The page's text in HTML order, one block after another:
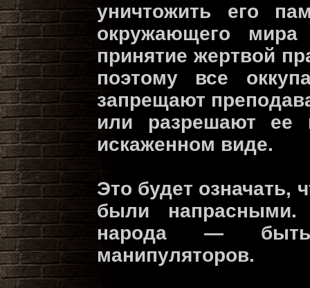
уничтожить его
окружающего
принятие жертвой
поэтому все
запрещают
или разрешают ее
искаженном виде.
Это будет
были напрасными.
народа —
манипуляторов.